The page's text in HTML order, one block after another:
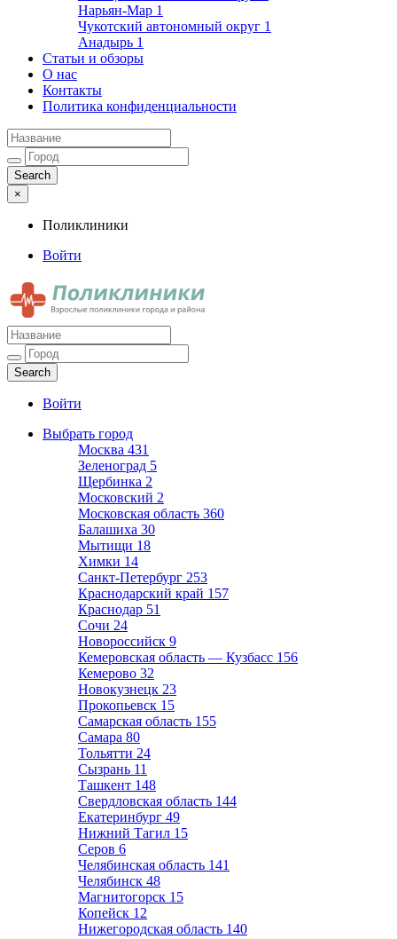
Нарьян-Мар 1
Чукотский автономный округ 1
Анадырь 1
Статьи и обзоры
О нас
Контакты
Политика конфиденциальности
×
Поликлиники
Войти
Поликлиники
Взрослые поликлиники города и района
Войти
Выбрать город
Москва 431
Зеленоград 5
Щербинка 2
Московский 2
Московская область 360
Балашиха 30
Мытищи 18
Химки 14
Санкт-Петербург 253
Краснодарский край 157
Краснодар 51
Сочи 24
Новороссийск 9
Кемеровская область — Кузбасс 156
Кемерово 32
Новокузнецк 23
Прокопьевск 15
Самарская область 155
Самара 80
Тольятти 24
Сызрань 11
Ташкент 148
Свердловская область 144
Екатеринбург 49
Нижний Тагил 15
Серов 6
Челябинская область 141
Челябинск 48
Магнитогорск 15
Копейск 12
Нижегородская область 140